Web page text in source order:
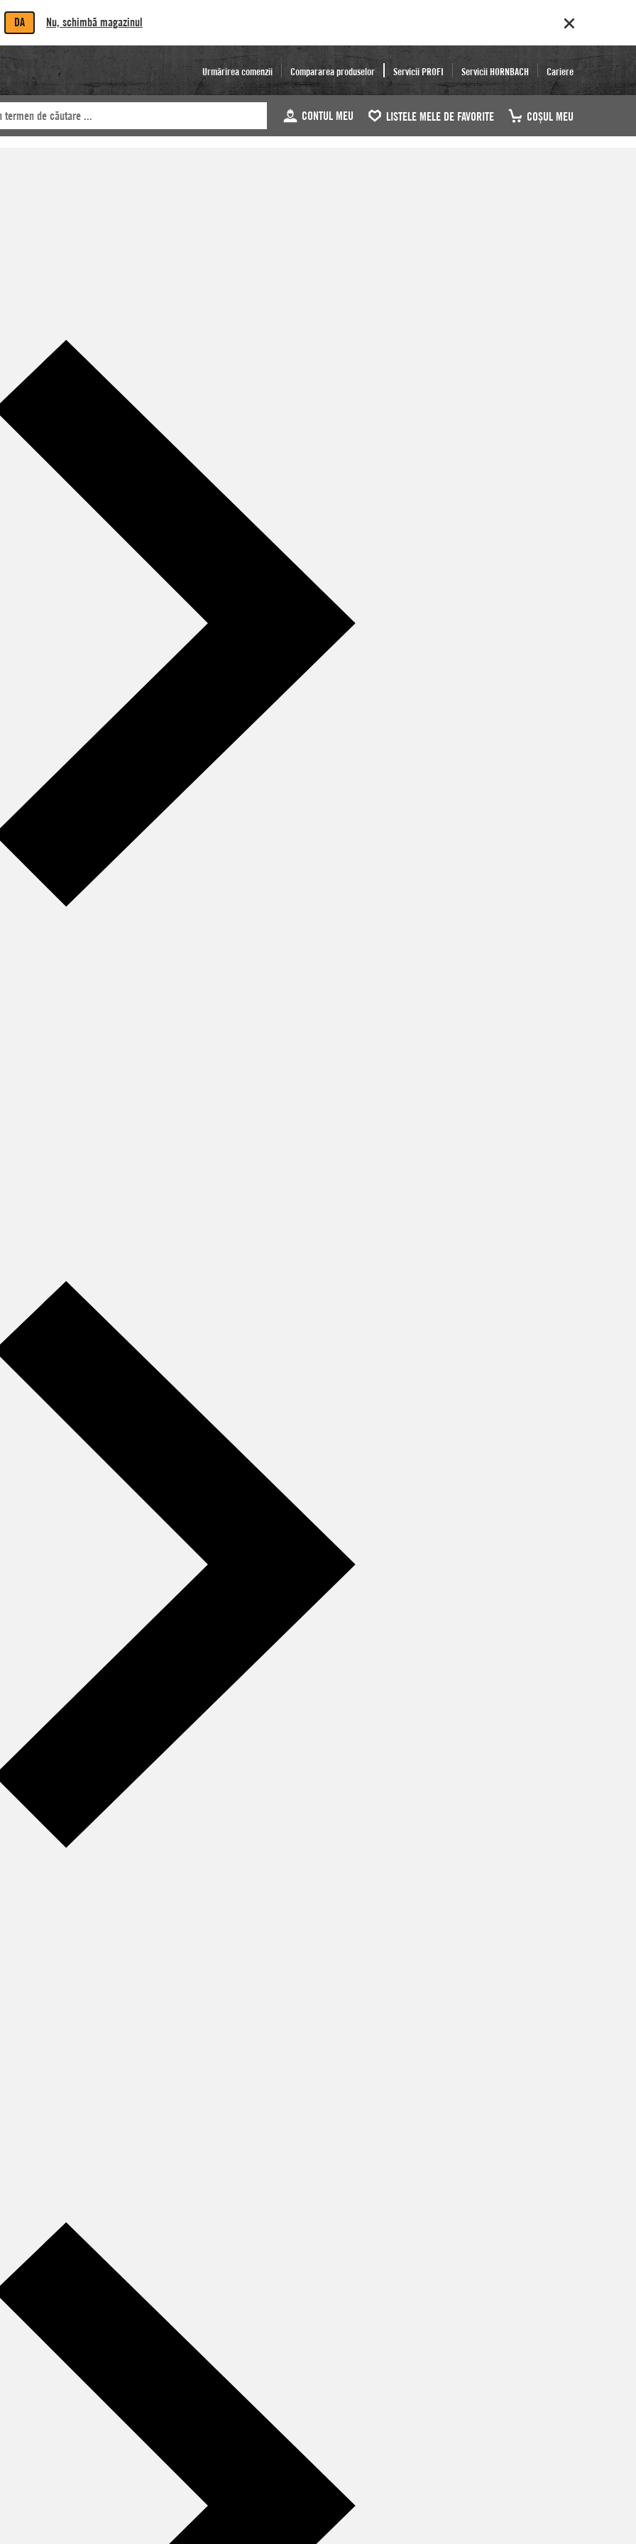
DA Nu, schimbă magazinul
Urmărirea comenzii Compararea produselor Servicii PROFI Servicii HORNBACH Cariere
CONTUL MEU LISTELE MELE DE FAVORITE COŞUL MEU